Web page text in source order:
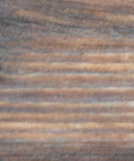
aus
persönlichen
die Daten zum
von
werden.
können seitens des
mittels Anfrage an
operativen
9, Taisten /
werden.